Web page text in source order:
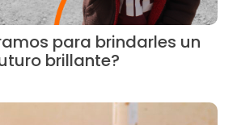
para brindarles un
brillante?